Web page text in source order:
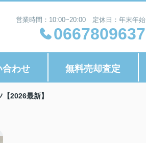
営業時間：10:00~20:00 定休日：年末年始
0667809637
合わせ 無料売却査定
2026最新】